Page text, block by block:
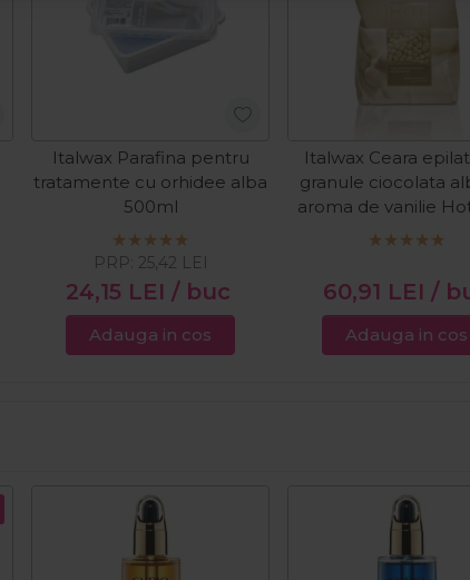
Italwax Parafina pentru
tratamente cu orhidee alba
500ml
24,15 LEI / buc
PRP: 25,42 LEI
Adauga in cos
Italwax Ceara
granule ciocolata
aroma de vanilie
Ciocolata Alba
60,91 LEI /
Adauga in cos